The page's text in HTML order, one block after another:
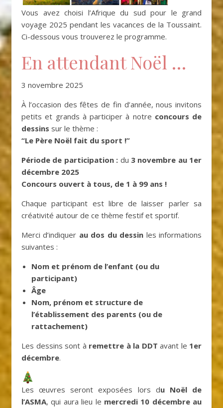
Vous avez choisi l’Afrique du sud pour le grand
voyage 2025 pendant les vacances de la Toussaint.
Ci-dessous vous trouverez le programme.
En attendant Noël …
3 novembre 2025
À l’occasion des fêtes de fin d’année, nous invitons
petits et grands à participer à notre concours de
dessins sur le thème :
“Le Père Noël fait du sport !”
Période de participation : du 3 novembre au 1er
décembre 2025
Concours ouvert à tous, de 1 à 99 ans !
Chaque participant est libre de laisser parler sa
créativité autour de ce thème festif et sportif.
Merci d’indiquer au dos du dessin les informations
suivantes :
Nom et prénom de l’enfant (ou du
participant)
Âge
Nom, prénom et structure de
l’établissement des parents (ou de
rattachement)
Les dessins sont à remettre à la DDT avant le 1er
décembre.
Les œuvres seront exposées lors du Noël de
l’ASMA, qui aura lieu le mercredi 10 décembre au